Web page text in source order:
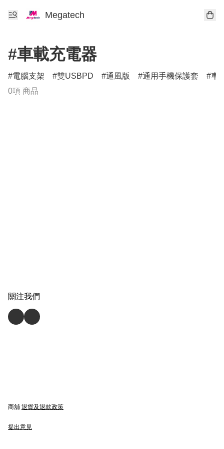
Megatech
#車載充電器
電腦支架 雙USBPD 通風版 通用手機保護套
車
0項 商品
關注我們
商舖 退貨及退款政策
提出意見